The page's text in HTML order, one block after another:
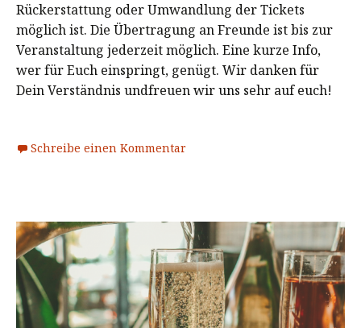
Rückerstattung oder Umwandlung der Tickets
möglich ist. Die Übertragung an Freunde ist bis zur
Veranstaltung jederzeit möglich. Eine kurze Info,
wer für Euch einspringt, genügt. Wir danken für
Dein Verständnis undfreuen wir uns sehr auf euch!
Schreibe einen Kommentar